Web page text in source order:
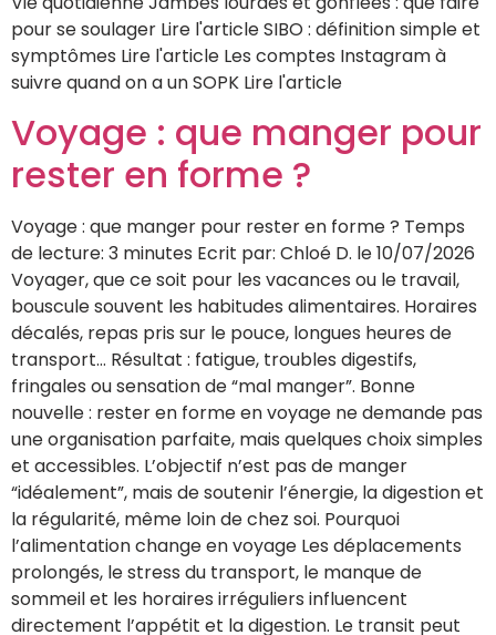
pour se soulager Lire l'article SIBO : définition simple et
symptômes Lire l'article Les comptes Instagram à
suivre quand on a un SOPK Lire l'article
Voyage : que manger pour
rester en forme ?
Voyage : que manger pour rester en forme ? Temps
de lecture: 3 minutes Ecrit par: Chloé D. le 10/07/2026
Voyager, que ce soit pour les vacances ou le travail,
bouscule souvent les habitudes alimentaires. Horaires
décalés, repas pris sur le pouce, longues heures de
transport… Résultat : fatigue, troubles digestifs,
fringales ou sensation de “mal manger”. Bonne
nouvelle : rester en forme en voyage ne demande pas
une organisation parfaite, mais quelques choix simples
et accessibles. L’objectif n’est pas de manger
“idéalement”, mais de soutenir l’énergie, la digestion et
la régularité, même loin de chez soi. Pourquoi
l’alimentation change en voyage Les déplacements
prolongés, le stress du transport, le manque de
sommeil et les horaires irréguliers influencent
directement l’appétit et la digestion. Le transit peut